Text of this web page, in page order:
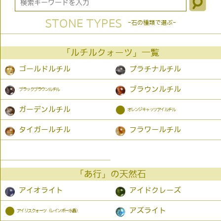
STONE TYPES -石の種類で選ぶ-
「ルチルクォーツ」一覧
ゴールドルチル プラチナルチル
ブラックブラウンルチル ブラウンルチル
ガーデンルチル ● オレンジキャッツアイルチル
タイガールチル フラワールチル
「あ行」の天然石
アイオライト アイドクレーズ
● アイリスクォーツ（レインボー水晶） アズライト